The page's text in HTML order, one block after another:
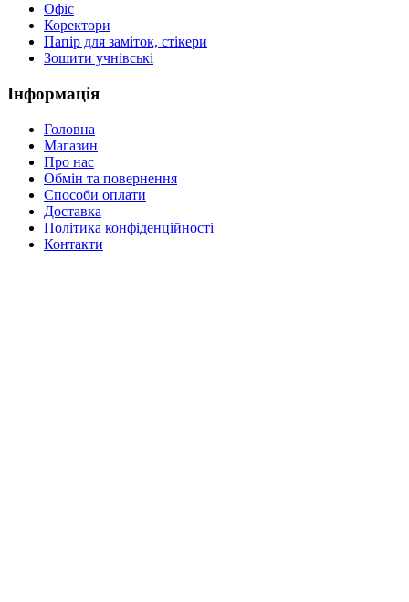
Офіс
Коректори
Папір для заміток, стікери
Зошити учнівські
Інформація
Головна
Магазин
Про нас
Обмін та повернення
Способи оплати
Доставка
Політика конфіденційності
Контакти